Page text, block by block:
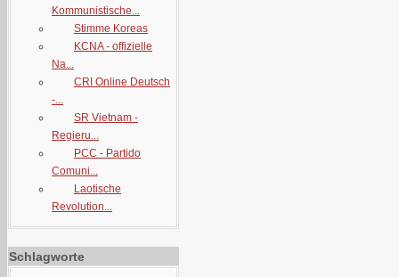
Kommunistische...
Stimme Koreas
KCNA - offizielle
Na...
CRI Online Deutsch
-...
SR Vietnam -
Regieru...
PCC - Partido
Comuni...
Laotische
Revolution...
Schlagworte